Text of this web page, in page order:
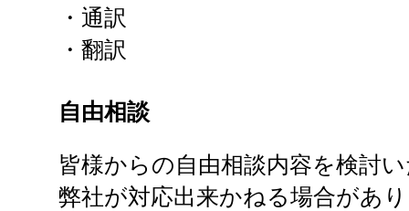
・通訳
・翻訳
自由相談
皆様からの自由相談内容を検討
弊社が対応出来かねる場合があ